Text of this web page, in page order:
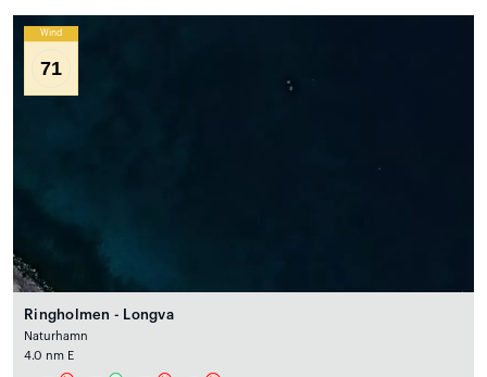
Wind
71
Ringholmen - Longva
Naturhamn
4.0 nm E